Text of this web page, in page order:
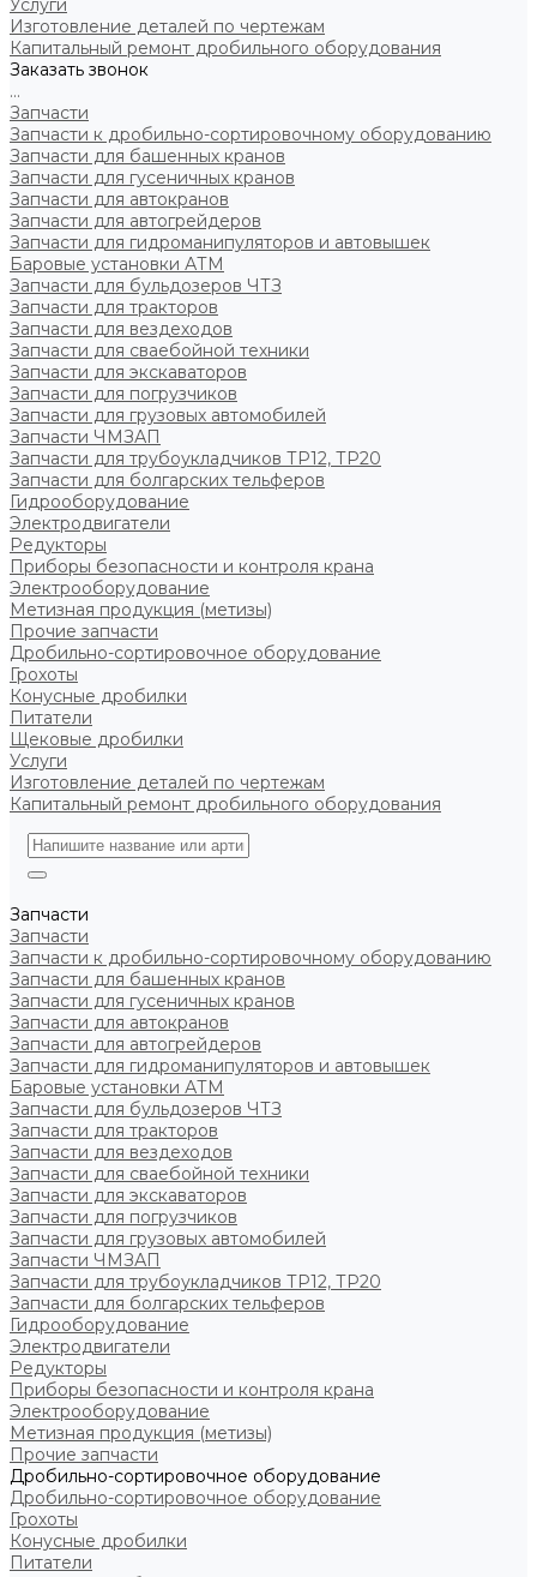
Услуги
Изготовление деталей по чертежам
Капитальный ремонт дробильного оборудования
Заказать звонок
...
Запчасти
Запчасти к дробильно-сортировочному оборудованию
Запчасти для башенных кранов
Запчасти для гусеничных кранов
Запчасти для автокранов
Запчасти для автогрейдеров
Запчасти для гидроманипуляторов и автовышек
Баровые установки АТМ
Запчасти для бульдозеров ЧТЗ
Запчасти для тракторов
Запчасти для вездеходов
Запчасти для сваебойной техники
Запчасти для экскаваторов
Запчасти для погрузчиков
Запчасти для грузовых автомобилей
Запчасти ЧМЗАП
Запчасти для трубоукладчиков ТР12, ТР20
Запчасти для болгарских тельферов
Гидрооборудование
Электродвигатели
Редукторы
Приборы безопасности и контроля крана
Электрооборудование
Метизная продукция (метизы)
Прочие запчасти
Дробильно-сортировочное оборудование
Грохоты
Конусные дробилки
Питатели
Щековые дробилки
Услуги
Изготовление деталей по чертежам
Капитальный ремонт дробильного оборудования
Запчасти
Запчасти
Запчасти к дробильно-сортировочному оборудованию
Запчасти для башенных кранов
Запчасти для гусеничных кранов
Запчасти для автокранов
Запчасти для автогрейдеров
Запчасти для гидроманипуляторов и автовышек
Баровые установки АТМ
Запчасти для бульдозеров ЧТЗ
Запчасти для тракторов
Запчасти для вездеходов
Запчасти для сваебойной техники
Запчасти для экскаваторов
Запчасти для погрузчиков
Запчасти для грузовых автомобилей
Запчасти ЧМЗАП
Запчасти для трубоукладчиков ТР12, ТР20
Запчасти для болгарских тельферов
Гидрооборудование
Электродвигатели
Редукторы
Приборы безопасности и контроля крана
Электрооборудование
Метизная продукция (метизы)
Прочие запчасти
Дробильно-сортировочное оборудование
Дробильно-сортировочное оборудование
Грохоты
Конусные дробилки
Питатели